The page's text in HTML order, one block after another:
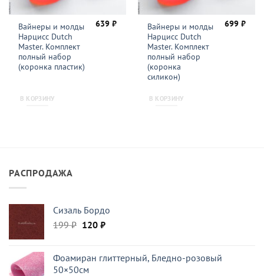
Вайнеры и молды
Нарцисс Dutch
Master. Комплект
полный набор
(коронка пластик)
639 ₽
В КОРЗИНУ
Вайнеры и молды
Нарцисс Dutch
Master. Комплект
полный набор
(коронка
силикон)
699 ₽
В КОРЗИНУ
РАСПРОДАЖА
Сизаль Бордо
199₽ Первоначальная
199 ₽.
120 ₽Текущая
Фоамиран глиттерный, Бледно-розовый
50×50см